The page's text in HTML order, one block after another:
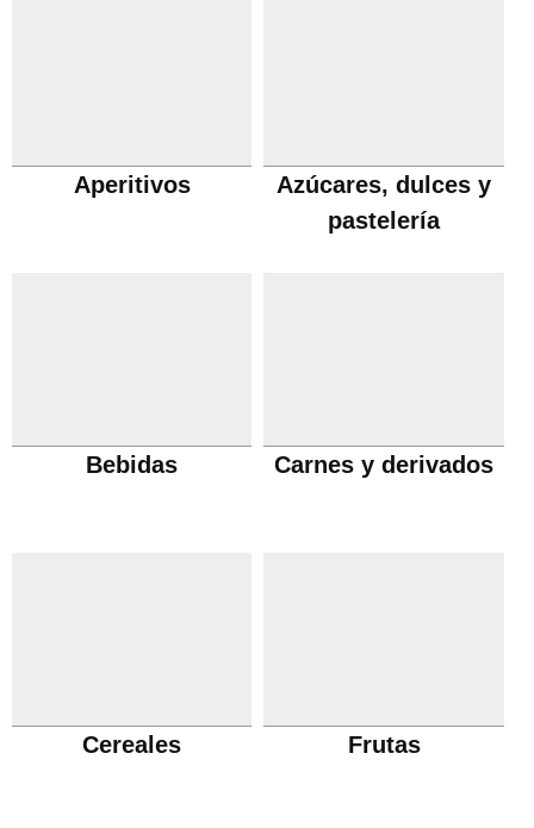
Aperitivos
Azúcares, dulces y
pastelería
Bebidas Carnes y derivados
Cereales Frutas